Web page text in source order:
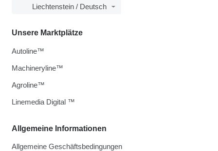
Liechtenstein / Deutsch
Allgemeine Informationen
Allgemeine Geschäftsbedingungen
Unsere Marktplätze
Autoline™
Machineryline™
Agroline™
Linemedia Digital ™